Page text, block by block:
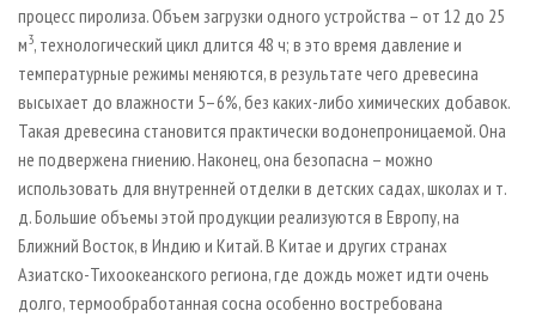
процесс пиролиза. Объем загрузки одного устройства – от 12 до 25
м3, технологический цикл длится 48 ч; в это время давление и
температурные режимы меняются, в результате чего древесина
высыхает до влажности 5–6%, без каких-либо химических добавок.
Такая древесина становится практически водонепроницаемой. Она
не подвержена гниению. Наконец, она безопасна – можно
использовать для внутренней отделки в детских садах, школах и т.
д. Большие объемы этой продукции реализуются в Европу, на
Ближний Восток, в Индию и Китай. В Китае и других странах
Азиатско-Тихоокеанского региона, где дождь может идти очень
долго, термообработанная сосна особенно востребована